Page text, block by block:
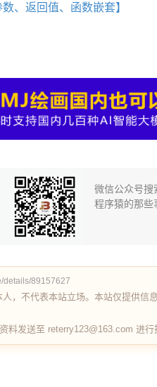
、返回值、函数嵌套】
微信公众号搜
程序猿的那些
details/89157627
，不代表本站立场。本站仅提供信
发送至 reterry123@163.com 进行